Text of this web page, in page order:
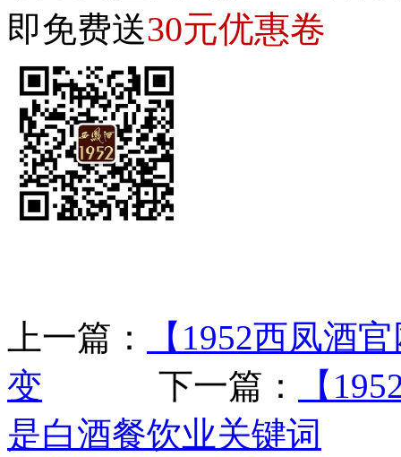
即免费送30元优惠卷
上一篇：
【1952西凤酒
变 下一篇：
【
是白酒餐饮业关键词